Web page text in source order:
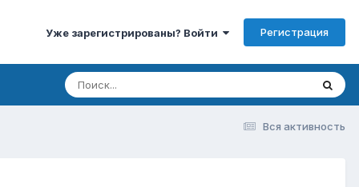
Уже зарегистрированы? Войти Регистрация
Вся активность